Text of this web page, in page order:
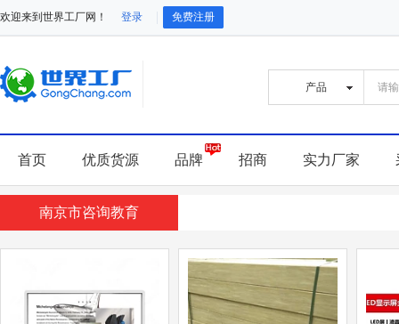
欢迎来到世界工厂网！ 登录 免费注册
首页 优质货源 品牌 招商 实力厂家
南京市咨询教育